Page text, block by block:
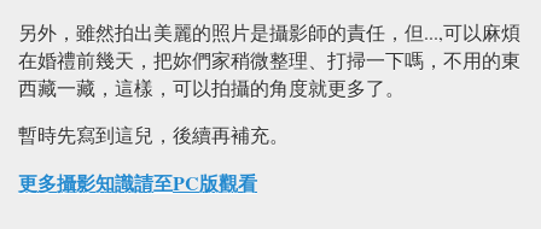
另外，雖然拍出美麗的照片是攝影師的責任，但...,可以麻煩
在婚禮前幾天，把妳們家稍微整理、打掃一下嗎，不用的東
西藏一藏，這樣，可以拍攝的角度就更多了。
暫時先寫到這兒，後續再補充。
更多攝影知識請至PC版觀看